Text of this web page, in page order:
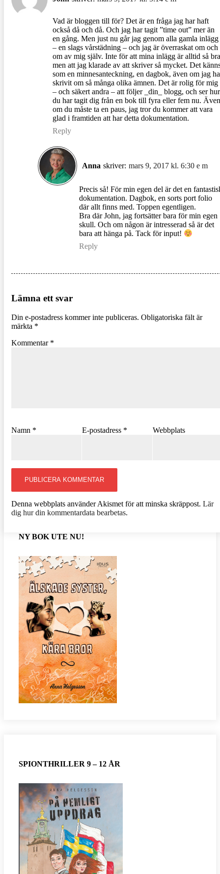
Vad är bloggen till för? Det är en fråga jag har haft
också då och då. Och jag har tagit ”time out” mer än
en gång. Men just nu går jag genom alla gamla inlägg
– en slags vårstädning – och jag är överraskat om och
om av mig själv. Inte för att mina inlägg är alltid så
men att jag klarade av att skriver så mycket. Det
som en minnesanteckning, en dagbok, även om jag
skrivit om så många olika ämnen. Det är rolig för mig
– och säkert andra – att följer _din_ blogg, och ser hur
du har tagit dig från en bok till fyra eller fem nu. Även
om du måste ta en paus, jag tror du kommer att vara
glad i framtiden att har detta dokumentation.
Reply
Anna skriver: mars 9, 2017 kl. 6:30 e m
Precis så! För min egen del är det en
dokumentation. Dagbok, en sorts port folio
där allt finns med. Toppen egentligen.
Bra där John, jag fortsätter bara för min egen
skull. Och om någon är intresserad så är det
bara att hänga på. Tack för input!
Reply
Lämna ett svar
Din e-postadress kommer inte publiceras. Obligatoriska fält är
märkta *
Kommentar *
Namn * E-postadress * Webbplats
Denna webbplats använder Akismet för att minska skräppost. Lär
dig hur din kommentardata bearbetas.
NY BOK UTE NU!
SPIONTHRILLER 9 – 12 ÅR